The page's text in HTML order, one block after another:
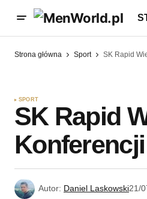
Strona główna Sport SK Rapid
SPORT
SK Rapid
Autor: Daniel Laskowski21/